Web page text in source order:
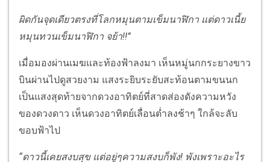
ผิดกันจุดเดียวตรงที่โลกหมุนตามเข็มนาฬิกา แต่ดาวเนี้ย
หมุนทวนเข็มนาฬิกา จย้า!!”
เมื่อมองผ่านเมฆและท้องฟ้าลงมา เห็นหมู่นกกระยางขาว
บินผ่านไปดูสวยงาม แสงระยิบระยับสะท้อนตามขนนก
เป็นแสงสุดท้ายจากดวงอาทิตย์ที่สาดส่องดังความหวัง
ของดวงดาว เห็นดวงอาทิตย์เลื่อนต่ำลงช้าๆ ใกล้จะลับ
ขอบฟ้าไป
“ดาวนี้เคยสงบสุข แต่อยู่ๆความสงบก็พัง! พังเพราะอะไร